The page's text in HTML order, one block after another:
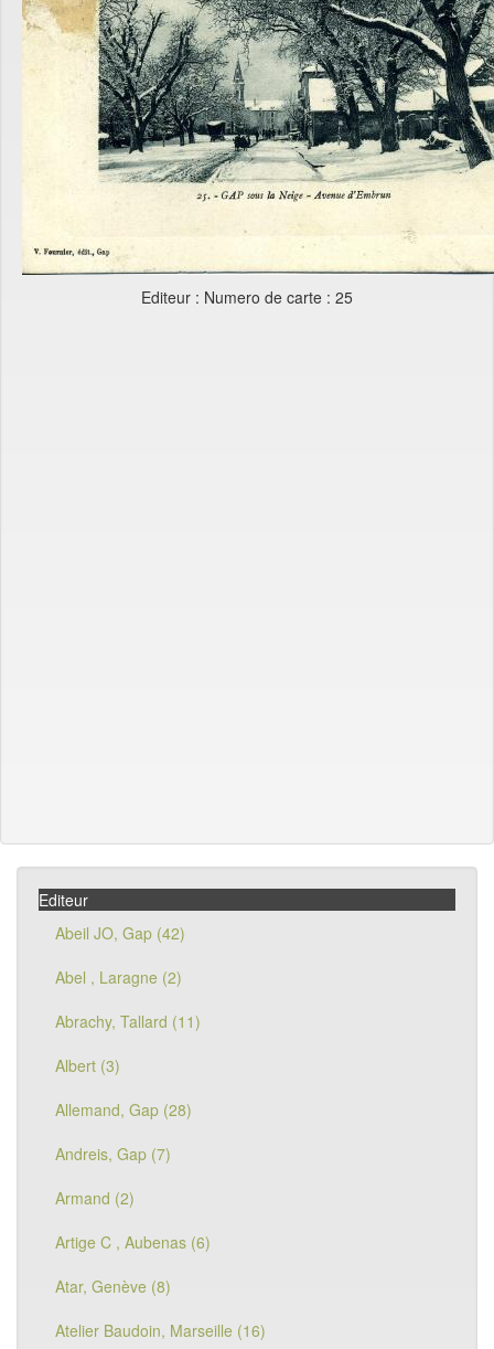
Editeur : Numero de carte : 25
Editeur
Abeil JO, Gap (42)
Abel , Laragne (2)
Abrachy, Tallard (11)
Albert (3)
Allemand, Gap (28)
Andreis, Gap (7)
Armand (2)
Artige C , Aubenas (6)
Atar, Genève (8)
Atelier Baudoin, Marseille (16)